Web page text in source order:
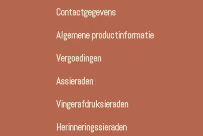
Contactgegevens
Algemene productinformatie
Vergoedingen
Assieraden
Vingerafdruksieraden
Herinneringssieraden